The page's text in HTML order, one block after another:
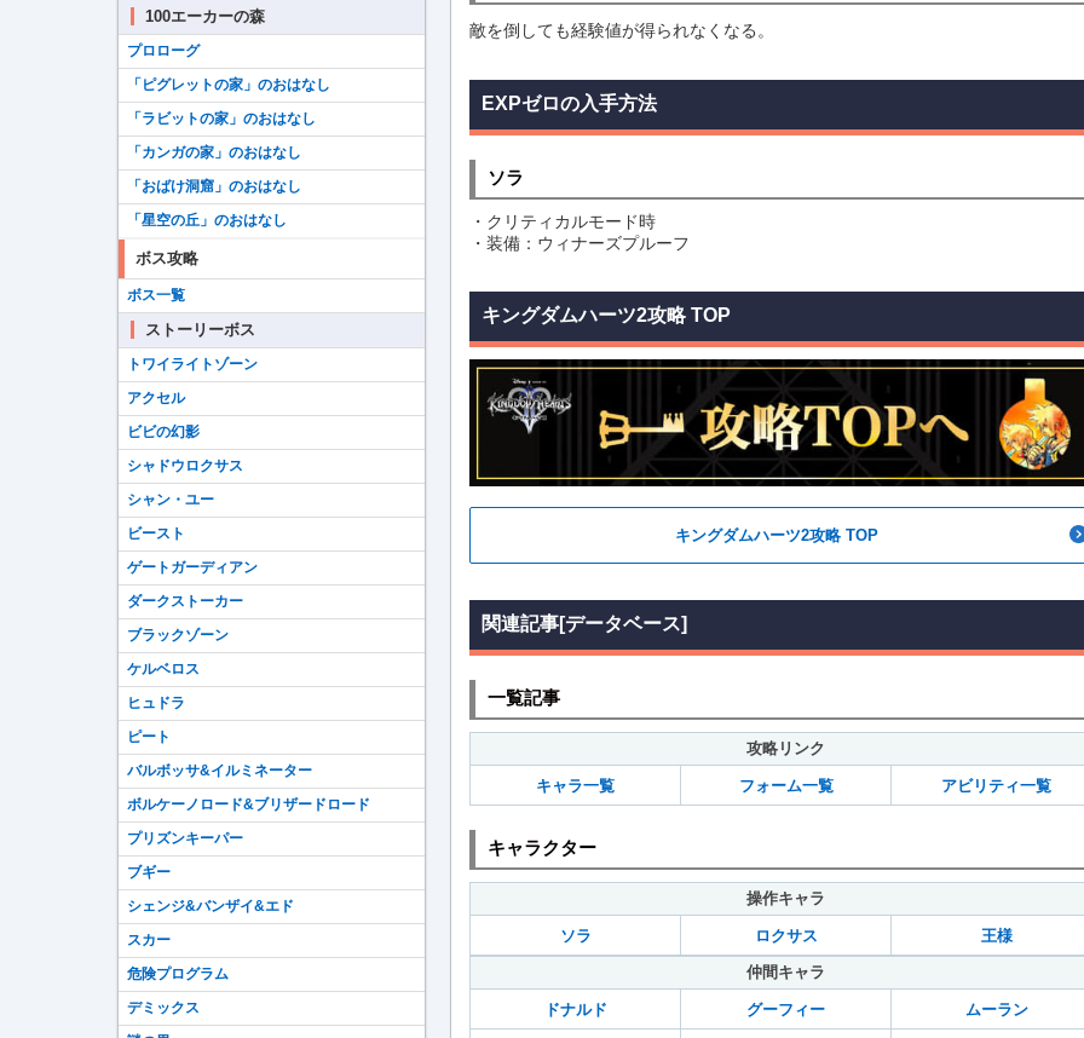
敵を倒しても経験値が得られなくなる。
EXPゼロの入手方法
ソラ
・クリティカルモード時
・装備：ウィナーズプルーフ
キングダムハーツ2攻略 TOP
キングダムハーツ2攻略 TOP
関連記事[データベース]
一覧記事
攻略リンク
キャラ一覧 フォーム一覧 アビリティ一覧
キャラクター
操作キャラ
ソラ ロクサス
王様
仲間キャラ
ドナルド グーフィー ムーラン
100エーカーの森
プロローグ
「ピグレットの家」のおはなし
「ラビットの家」のおはなし
「カンガの家」のおはなし
「おばけ洞窟」のおはなし
「星空の丘」のおはなし
ボス攻略
ボス一覧
ストーリーボス
トワイライトゾーン
アクセル
ビビの幻影
シャドウロクサス
シャン・ユー
ビースト
ゲートガーディアン
ダークストーカー
ブラックゾーン
ケルベロス
ヒュドラ
ピート
バルボッサ&イルミネーター
ボルケーノロード&ブリザードロード
プリズンキーパー
ブギー
シェンジ&バンザイ&エド
スカー
危険プログラム
デミックス